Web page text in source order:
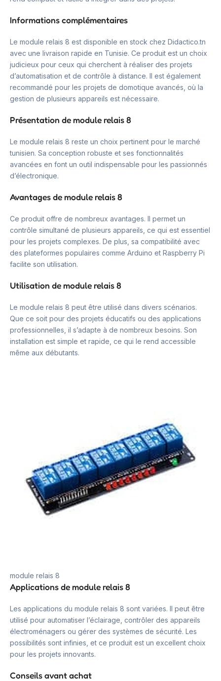
Informations complémentaires
Le module relais 8 est disponible en stock chez Didactico.tn
avec une livraison rapide en Tunisie. Ce produit est un choix
judicieux pour ceux qui cherchent à réaliser des projets
d’automatisation et de contrôle à distance. Il est également
recommandé pour les projets de domotique avancés, où la
gestion de plusieurs appareils est nécessaire.
Présentation de module relais 8
Le module relais 8 reste un choix pertinent pour le marché
tunisien. Sa conception robuste et ses fonctionnalités
avancées en font un outil indispensable pour les passionnés
d’électronique.
Avantages de module relais 8
Ce produit offre de nombreux avantages. Il permet un
contrôle simultané de plusieurs appareils, ce qui est essentiel
pour les projets complexes. De plus, sa compatibilité avec
des plateformes populaires comme Arduino et Raspberry Pi
facilite son utilisation.
Utilisation de module relais 8
Le module relais 8 peut être utilisé dans divers scénarios.
Que ce soit pour des projets éducatifs ou des applications
professionnelles, il s’adapte à de nombreux besoins. Son
installation est simple et rapide, ce qui le rend accessible
même aux débutants.
module relais 8
Applications de module relais 8
Les applications du module relais 8 sont variées. Il peut être
utilisé pour automatiser l’éclairage, contrôler des appareils
électroménagers ou gérer des systèmes de sécurité. Les
possibilités sont infinies, et ce produit est un excellent choix
pour les projets innovants.
Conseils avant achat